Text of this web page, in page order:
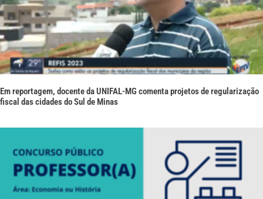
Em reportagem, docente da UNIFAL-MG comenta projetos de regularização
fiscal das cidades do Sul de Minas